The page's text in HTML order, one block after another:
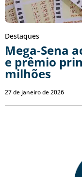
Destaques
Mega-Sena
e prêmio
milhões
27 de janeiro de 2026